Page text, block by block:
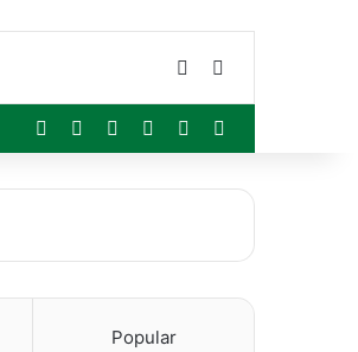
Switch skin
Facebook YouTubeInstagramWhatsApp
Popular